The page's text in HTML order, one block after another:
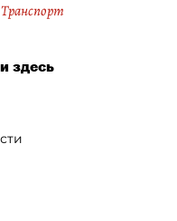
Транспорт
здесь